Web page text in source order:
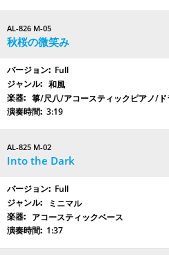
AL-826 M-05
秋桜の微笑み
Full
和風
箏/尺八/アコースティックピアノ/
3:19
AL-825 M-02
Into the Dark
Full
ミニマル
アコースティックベース
1:37